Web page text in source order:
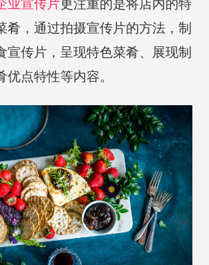
业宣传片更注重的是将店内的特
肴，通过拍摄宣传片的方法，制
宣传片，呈现特色菜肴、展现制
点特性等内容。